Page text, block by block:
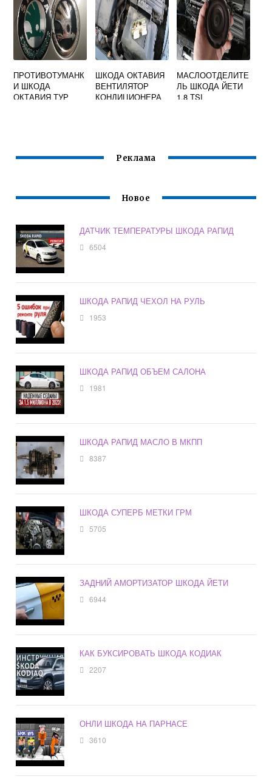
ПРОТИВОТУМАНК
И ШКОДА
ОКТАВИЯ ТУР
ШКОДА ОКТАВИЯ
ВЕНТИЛЯТОР
КОНДИЦИОНЕРА
МАСЛООТДЕЛИТЕ
ЛЬ ШКОДА ЙЕТИ
1.8 TSI
Реклама
Новое
ДАТЧИК ТЕМПЕРАТУРЫ ШКОДА РАПИД
6504
ШКОДА РАПИД ЧЕХОЛ НА РУЛЬ
1953
ШКОДА РАПИД ОБЪЕМ САЛОНА
1981
ШКОДА РАПИД МАСЛО В МКПП
8387
ШКОДА СУПЕРБ МЕТКИ ГРМ
5705
ЗАДНИЙ АМОРТИЗАТОР ШКОДА ЙЕТИ
6944
КАК БУКСИРОВАТЬ ШКОДА КОДИАК
2207
ОНЛИ ШКОДА НА ПАРНАСЕ
3610